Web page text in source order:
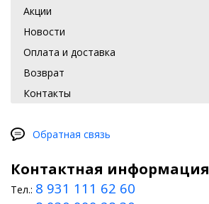
Акции
Новости
Оплата и доставка
Возврат
Контакты
Обратная связь
Контактная информация
Тел.: 8 931 111 62 60